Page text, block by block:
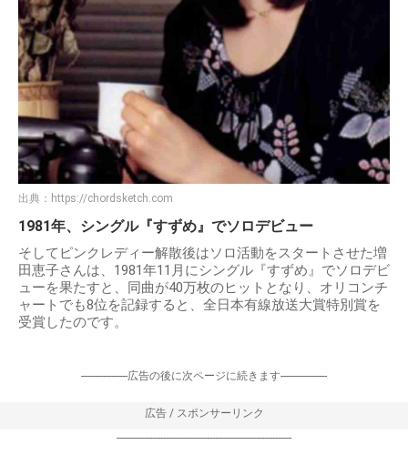
出典： https://chordsketch.com
1981年、シングル『すずめ』でソロデビュー
そしてピンクレディー解散後はソロ活動をスタートさせた増
田恵子さんは、1981年11月にシングル『すずめ』でソロデビ
ューを果たすと、同曲が40万枚のヒットとなり、オリコンチ
ャートでも8位を記録すると、全日本有線放送大賞特別賞を
受賞したのです。
-----------------広告の後に次ページに続きます-----------------
広告 / スポンサーリンク
----------------------------------------------------------------